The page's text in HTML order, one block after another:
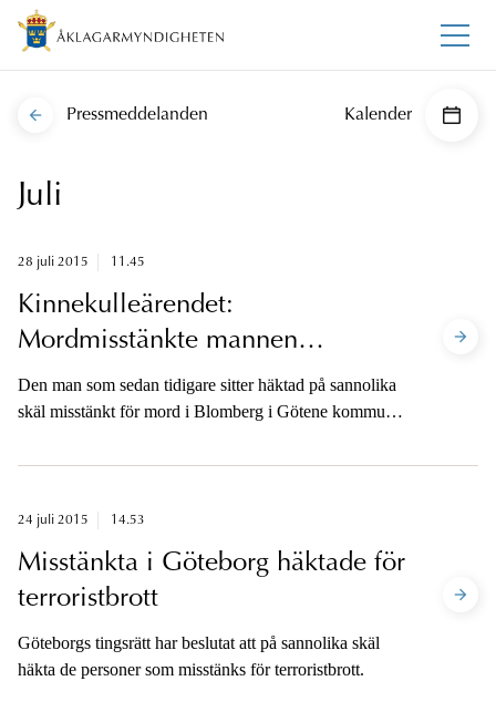
Pressmeddelanden Kalender
Juli
28 juli 2015 11.45
Kinnekulleärendet:
Mordmisstänkte mannen
omhäktad idag
Den man som sedan tidigare sitter häktad på sannolika
skäl misstänkt för mord i Blomberg i Götene kommun i
vara väckt senast den 25 augusti.
24 juli 2015 14.53
Misstänkta i Göteborg häktade för
terroristbrott
Göteborgs tingsrätt har beslutat att på sannolika skäl
häkta de personer som misstänks för terroristbrott.